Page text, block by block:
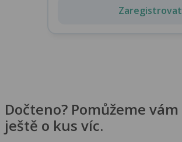
Zaregistrovat
Dočteno? Pomůžeme vám
ještě o kus víc.